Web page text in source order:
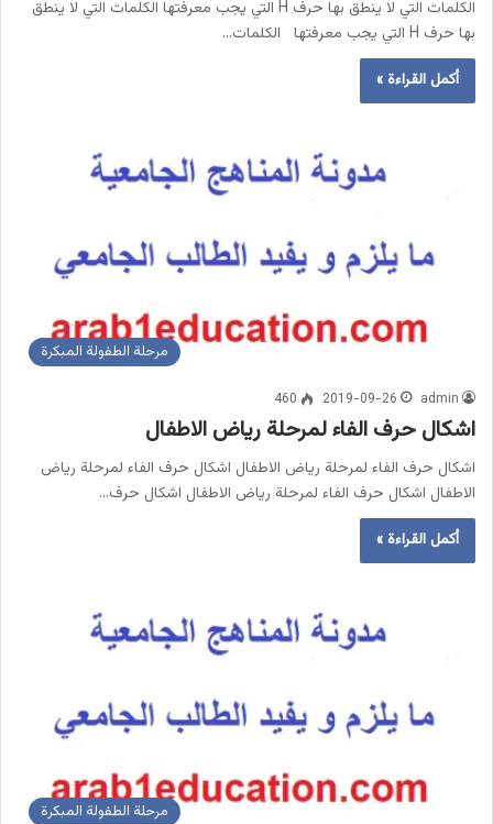
الكلمات التي لا ينطق بها حرف H التي يجب معرفتها الكلمات التي لا ينطق
بها حرف H التي يجب معرفتها الكلمات…
أكمل القراءة »
مرحلة الطفولة المبكرة
admin
2019-09-26
460
اشكال حرف الفاء لمرحلة رياض الاطفال
اشكال حرف الفاء لمرحلة رياض الاطفال اشكال حرف الفاء لمرحلة رياض
الاطفال اشكال حرف الفاء لمرحلة رياض الاطفال اشكال حرف…
أكمل القراءة »
مرحلة الطفولة المبكرة